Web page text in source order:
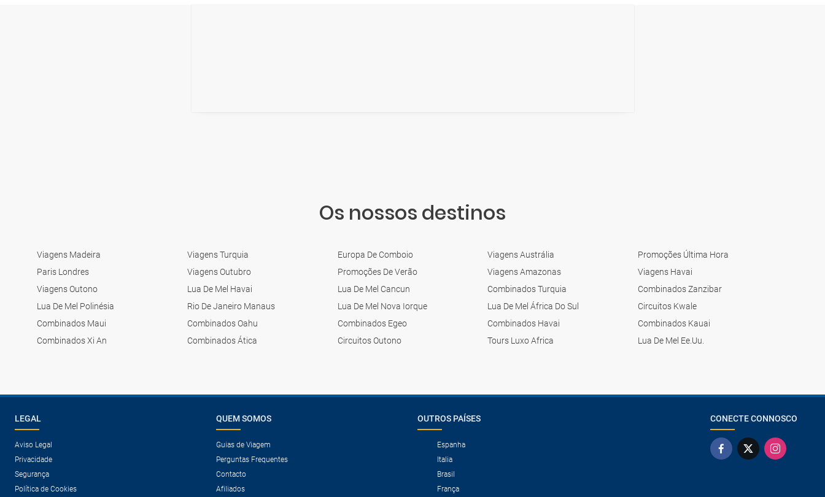
Os nossos destinos
Viagens Madeira Viagens Turquia Europa De Comboio Viagens Austrália
Promoções Última Hora
Paris Londres
Viagens Outubro Promoções De Verão Viagens Amazonas
Viagens Havai
Viagens Outono
Lua De Mel Havai Lua De Mel Cancun Combinados Turquia
Combinados Zanzibar
Lua De Mel Polinésia
Rio De Janeiro Manaus Lua De Mel Nova Iorque Lua De Mel África Do Sul
Circuitos Kwale
Combinados Maui
Combinados Oahu Combinados Egeo Combinados Havai
Combinados Kauai
Combinados Xi An
Combinados Ática Circuitos Outono Tours Luxo Africa Lua De Mel Ee.Uu.
LEGAL
Aviso Legal
Privacidade
Segurança
Política de Cookies
QUEM SOMOS
Guias de Viagem
Perguntas Frequentes
Contacto
Afiliados
OUTROS PAÍSES
Espanha
Italia
Brasil
França
CONECTE CONNOSCO